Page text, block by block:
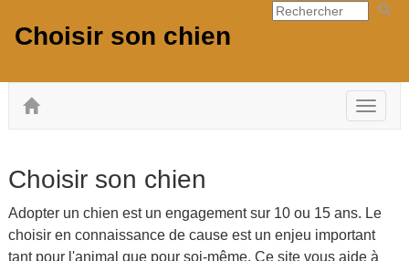
Choisir son chien
Toggle
Choisir son chien
Adopter un chien est un engagement sur 10 ou 15 ans. Le
choisir en connaissance de cause est un enjeu important
tant pour l'animal que pour soi-même. Ce site vous aide à